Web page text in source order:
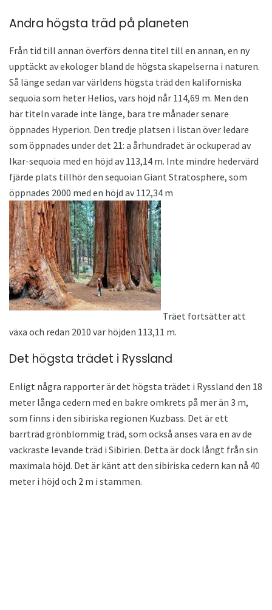
Andra högsta träd på planeten
Från tid till annan överförs denna titel till en annan, en ny
upptäckt av ekologer bland de högsta skapelserna i naturen.
Så länge sedan var världens högsta träd den kaliforniska
sequoia som heter Helios, vars höjd når 114,69 m. Men den
här titeln varade inte länge, bara tre månader senare
öppnades Hyperion. Den tredje platsen i listan över ledare
som öppnades under det 21: a århundradet är ockuperad av
Ikar-sequoia med en höjd av 113,14 m. Inte mindre hedervärd
fjärde plats tillhör den sequoian Giant Stratosphere, som
öppnades 2000 med en höjd av 112,34 m
Träet fortsätter att
växa och redan 2010 var höjden 113,11 m.
Det högsta trädet i Ryssland
Enligt några rapporter är det högsta trädet i Ryssland den 18
meter långa cedern med en bakre omkrets på mer än 3 m,
som finns i den sibiriska regionen Kuzbass. Det är ett
barrträd grönblommig träd, som också anses vara en av de
vackraste levande träd i Sibirien. Detta är dock långt från sin
maximala höjd. Det är känt att den sibiriska cedern kan nå 40
meter i höjd och 2 m i stammen.